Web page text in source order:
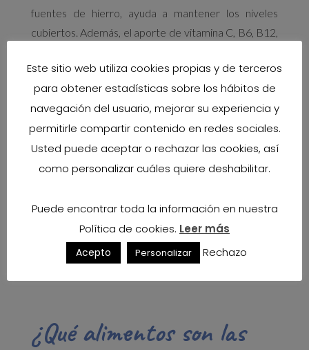
fuentes de hierro, ayuda a mantener los niveles
cubiertos. Además, el aporte de vitamina C, B6, B12,
comida contribuye a aumentar la absorción de
hierro. Por contra, la absorción de este mineral
disminuye con sustancias como el café, el vino
(taninos) o la fibra, y con la presencia de diarrea.
Por lo tanto, no basta con comer altas cantidades de
alimentos con hierro, sino que tenemos que tener en
¿Qué alimentos son las
Este sitio web utiliza cookies propias y de terceros
para obtener estadísticas sobre los hábitos de
navegación del usuario, mejorar su experiencia y
permitirle compartir contenido en redes sociales.
Usted puede aceptar o rechazar las cookies, así
como personalizar cuáles quiere deshabilitar.
Puede encontrar toda la información en nuestra
Política de cookies. Leer más
Acepto Personalizar Rechazo